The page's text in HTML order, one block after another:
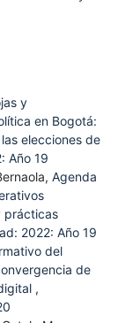
y
en Bogotá:
elecciones de
Año 19
Agenda
prácticas
2022: Año 19
del
de
,